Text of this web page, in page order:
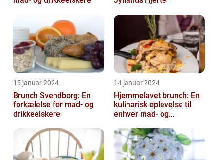
15 januar 2024
Brunch Svendborg: En
forkælelse for mad- og
drikkeelskere
14 januar 2024
Hjemmelavet brunch: En
kulinarisk oplevelse til
enhver mad- og